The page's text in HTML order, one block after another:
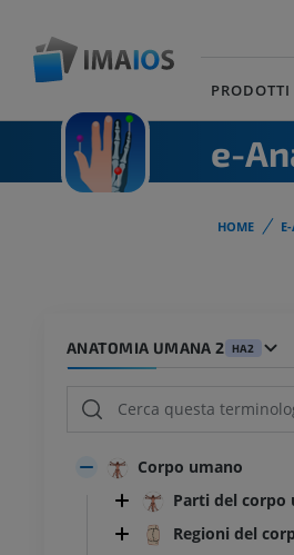
PRODOTTI
e-
HOME
ANATOMIA UMANA 2 HA2
Corpo umano
Parti del corpo
Regioni del